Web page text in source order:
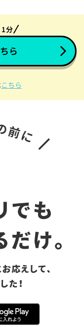
分
ら
こちら